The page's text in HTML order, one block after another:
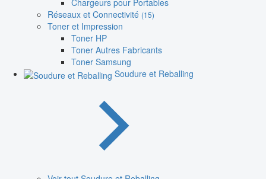
Chargeurs pour Portables
Réseaux et Connectivité (15)
Toner et Impression
Toner HP
Toner Autres Fabricants
Toner Samsung
Soudure et Reballing